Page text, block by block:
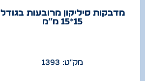
מדבקות סיליקון מרובעות בגודל
15*15 מ”מ
מק"ט: 1393